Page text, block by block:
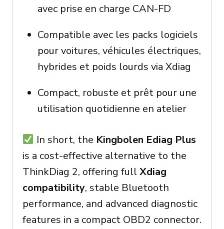
avec prise en charge CAN-FD
Compatible avec les packs logiciels
pour voitures, véhicules électriques,
hybrides et poids lourds via Xdiag
Compact, robuste et prêt pour une
utilisation quotidienne en atelier
In short, the Kingbolen Ediag Plus
is a cost-effective alternative to the
ThinkDiag 2, offering full Xdiag
compatibility, stable Bluetooth
performance, and advanced diagnostic
features in a compact OBD2 connector.